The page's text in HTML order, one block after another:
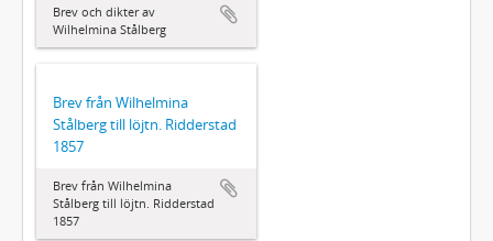
Brev och dikter av
Wilhelmina Stålberg
Brev från Wilhelmina
Stålberg till löjtn. Ridderstad
1857
Brev från Wilhelmina
Stålberg till löjtn. Ridderstad
1857